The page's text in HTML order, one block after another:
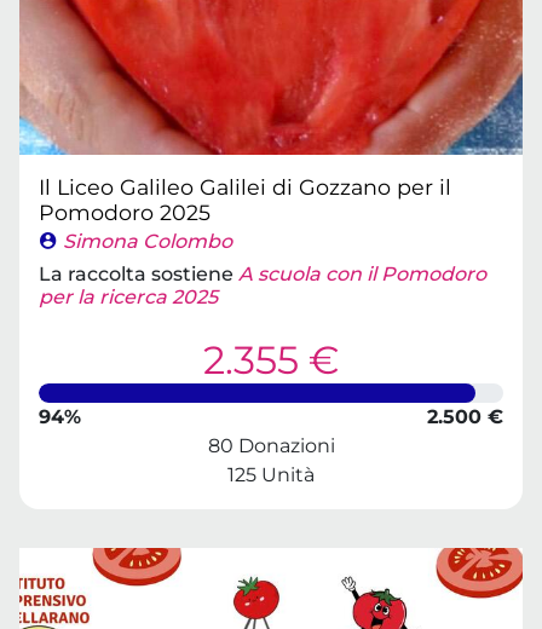
Il Liceo Galileo Galilei di Gozzano per il
Pomodoro 2025
Simona Colombo
La raccolta sostiene A scuola con il Pomodoro
per la ricerca 2025
2.355 €
94%
2.500 €
80 Donazioni
125 Unità